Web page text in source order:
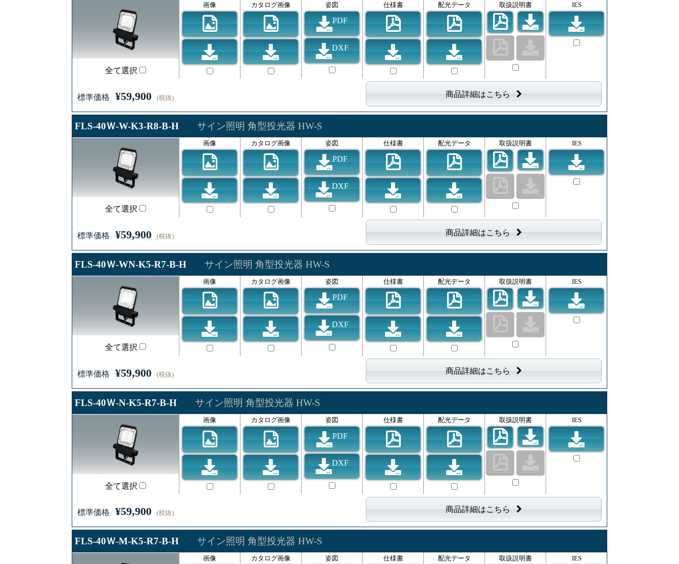
全て選択
画像 カタログ画像 姿図
PDF
DXF
仕様書 配光データ 取扱説明書 IES
標準価格 ¥59,900 (税抜) 商品詳細はこちら
FLS-40Ｗ-W-K3-R8-B-H サイン照明 角型投光器 HW-S
全て選択
画像 カタログ画像 姿図
PDF
DXF
仕様書 配光データ 取扱説明書 IES
標準価格 ¥59,900 (税抜) 商品詳細はこちら
FLS-40Ｗ-WN-K5-R7-B-H サイン照明 角型投光器 HW-S
全て選択
画像 カタログ画像 姿図
PDF
DXF
仕様書 配光データ 取扱説明書 IES
標準価格 ¥59,900 (税抜) 商品詳細はこちら
FLS-40Ｗ-N-K5-R7-B-H サイン照明 角型投光器 HW-S
全て選択
画像 カタログ画像 姿図
PDF
DXF
仕様書 配光データ 取扱説明書 IES
標準価格 ¥59,900 (税抜) 商品詳細はこちら
FLS-40Ｗ-M-K5-R7-B-H サイン照明 角型投光器 HW-S
画像 カタログ画像 姿図 仕様書 配光データ 取扱説明書 IES